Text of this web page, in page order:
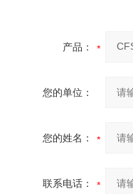
产品：
您的单位：
您的姓名：
联系电话：